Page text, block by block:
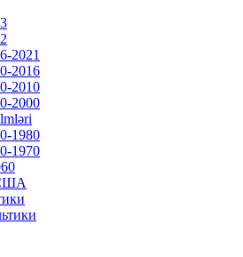
2021
2016
2010
2000
1980
1970